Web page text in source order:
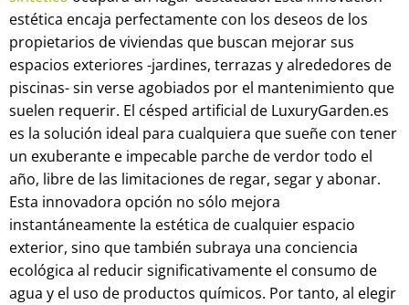
estética encaja perfectamente con los deseos de los
propietarios de viviendas que buscan mejorar sus
espacios exteriores -jardines, terrazas y alrededores de
piscinas- sin verse agobiados por el mantenimiento que
suelen requerir. El césped artificial de LuxuryGarden.es
es la solución ideal para cualquiera que sueñe con tener
un exuberante e impecable parche de verdor todo el
año, libre de las limitaciones de regar, segar y abonar.
Esta innovadora opción no sólo mejora
instantáneamente la estética de cualquier espacio
exterior, sino que también subraya una conciencia
ecológica al reducir significativamente el consumo de
agua y el uso de productos químicos. Por tanto, al elegir